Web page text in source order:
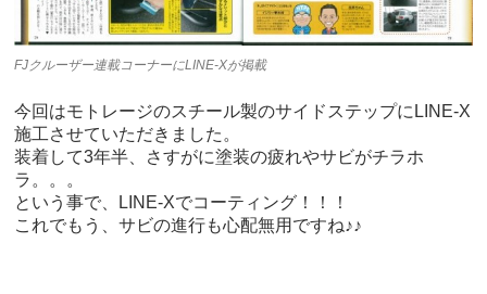
FJクルーザー連載コーナーにLINE-Xが掲載
今回はモトレージのスチール製のサイドステップにLINE-X
施工させていただきました。
装着して3年半、さすがに塗装の疲れやサビがチラホ
ラ。。。
という事で、LINE-Xでコーティング！！！
これでもう、サビの進行も心配無用ですね♪♪